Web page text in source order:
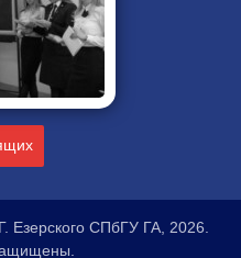
СПбГУ ГА, 2026.